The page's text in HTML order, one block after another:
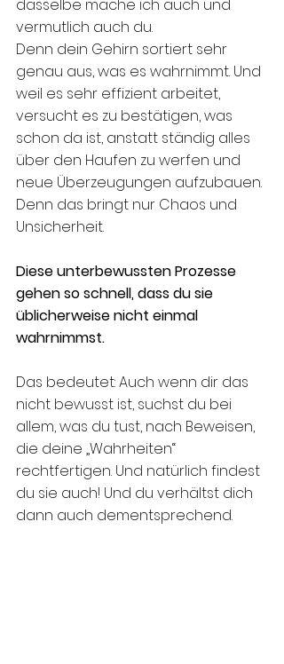
dasselbe mache ich auch und
vermutlich auch du.
Denn dein Gehirn sortiert sehr
genau aus, was es wahrnimmt. Und
weil es sehr effizient arbeitet,
versucht es zu bestätigen, was
schon da ist, anstatt ständig alles
über den Haufen zu werfen und
neue Überzeugungen aufzubauen.
Denn das bringt nur Chaos und
Unsicherheit.
Diese unterbewussten Prozesse
gehen so schnell, dass du sie
üblicherweise nicht einmal
wahrnimmst.
Das bedeutet: Auch wenn dir das
nicht bewusst ist, suchst du bei
allem, was du tust, nach Beweisen,
die deine „Wahrheiten“
rechtfertigen. Und natürlich findest
du sie auch! Und du verhältst dich
dann auch dementsprechend.